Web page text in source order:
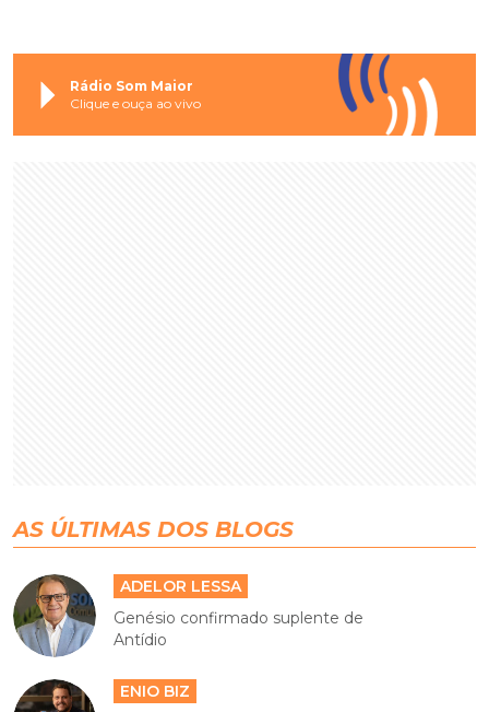
Rádio Som Maior
Clique e ouça ao vivo
AS ÚLTIMAS DOS BLOGS
ADELOR LESSA
Genésio confirmado suplente de
Antídio
ENIO BIZ